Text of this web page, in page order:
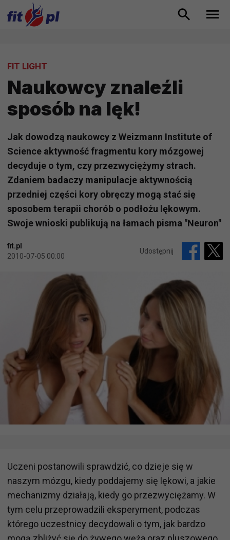
FIT LIGHT
Naukowcy znaleźli
sposób na lęk!
Jak dowodzą naukowcy z Weizmann Institute of
Science aktywność fragmentu kory mózgowej
decyduje o tym, czy przezwyciężymy strach.
Zdaniem badaczy manipulacje aktywnością
przedniej części kory obręczy mogą stać się
sposobem terapii chorób o podłożu lękowym.
Swoje wnioski publikują na łamach pisma "Neuron"
fit.pl
2010-07-05 00:00
Udostępnij
Uczeni postanowili sprawdzić, co dzieje się w
naszym mózgu, kiedy poddajemy się lękowi, a jakie
mechanizmy działają, kiedy go przezwyciężamy. W
tym celu przeprowadzili eksperyment, podczas
którego uczestnicy decydowali o tym, jak bardzo